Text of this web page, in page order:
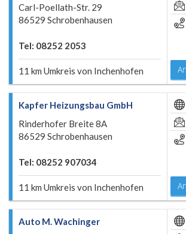
Carl-Poellath-Str. 29
86529 Schrobenhausen
Tel: 08252 2053
11 km Umkreis von Inchenhofen
Kapfer Heizungsbau GmbH
Rinderhofer Breite 8A
86529 Schrobenhausen
Tel: 08252 907034
11 km Umkreis von Inchenhofen
Auto M. Wachinger